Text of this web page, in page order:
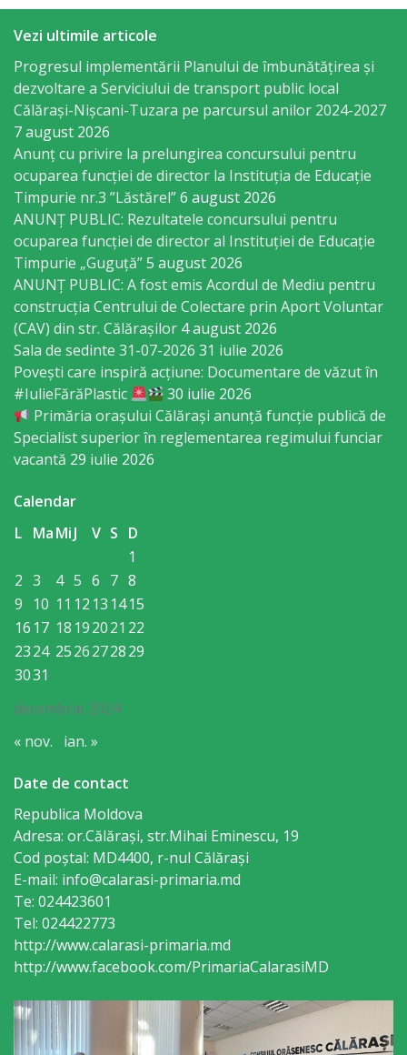
Problemele
Tineretului
şi
Sportului
Specialist
pentru
Planificare,
Economist
Primar
Viceprimarii
Specialist
Relații
cu
Publicul,
Operator
Organigrama
Regulament
Consiliul
local
Secretarul
Consiliului
Consilieri
Comisii
de
specialitate
Regulamentul
Vezi ultimile articole
Progresul implementării Planului de îmbunătățirea și
dezvoltare a Serviciului de transport public local
Călărași-Nișcani-Tuzara pe parcursul anilor 2024-2027
7 august 2026
Anunț cu privire la prelungirea concursului pentru
ocuparea funcţiei de director la Instituția de Educație
Timpurie nr.3 ”Lăstărel”6 august 2026
ANUNȚ PUBLIC: Rezultatele concursului pentru
ocuparea funcției de director al Instituției de Educație
Timpurie „Guguță”5 august 2026
ANUNȚ PUBLIC: A fost emis Acordul de Mediu pentru
construcția Centrului de Colectare prin Aport Voluntar
(CAV) din str. Călărașilor 4 august 2026
Sala de sedinte 31-07-2026 31 iulie 2026
Povești care inspiră acțiune: Documentare de văzut în
#IulieFărăPlastic
30 iulie 2026
Primăria orașului Călărași anunță funcție publică de
Specialist superior în reglementarea regimului funciar
vacantă 29 iulie 2026
Calendar
decembrie 2024
L MaMiJ V S D
1
2 3 4 5 6 7 8
9
10 11 12 13 1415
16 17 18 192021 22
2324 2526272829
3031
« nov. ian. »
Date de contact
Republica Moldova
Adresa: or.Călăraşi, str.Mihai Eminescu, 19
Cod poștal: MD4400, r-nul Călăraşi
E-mail: info@calarasi-primaria.md
Te: 024423601
Tel: 024422773
http://www.calarasi-primaria.md
http://www.facebook.com/PrimariaCalarasiMD